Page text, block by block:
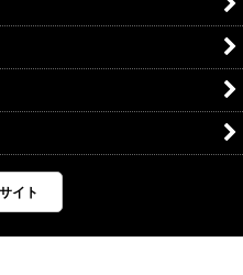
イト